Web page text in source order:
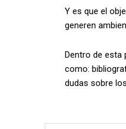
Y es que el
generen
Dentro de esta
como:
dudas sobre